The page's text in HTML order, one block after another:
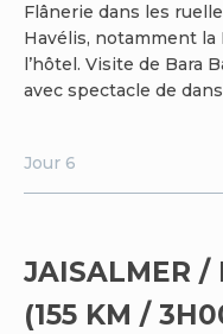
Flânerie dans les
Havélis, notamment la
l’hôtel. Visite de Bara
avec spectacle de
Jour 6
JAISALMER /
(155 KM /